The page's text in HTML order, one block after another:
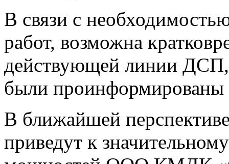
В связи с
работ, возможна
действующей линии ДСП,
были проинформированы
В ближайшей
приведут к